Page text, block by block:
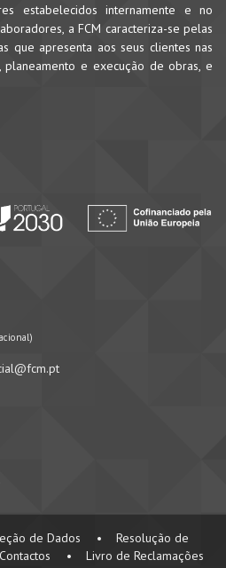
estabelecidos internamente e no
a FCM caracteriza-se pelas
que apresenta aos seus clientes nas
e execução de obras, e
de Dados •
Resolução de
Contactos • Livro de Reclamações